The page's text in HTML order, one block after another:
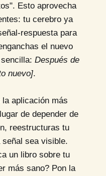
Esto aprovecha
tu cerebro ya
respuesta para
el nuevo
Después de
nuevo].
aplicación más
de depender de
reestructuras tu
sea visible.
un libro sobre tu
más sano? Pon la